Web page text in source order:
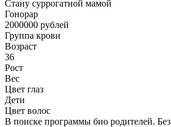
Cтану суррогатной мамой
Гонoрар
2000000 рублей
Группа крови
Возраст
36
Рост
Вес
Цвет глаз
Дети
Цвет волос
В поиске программы био родителей.